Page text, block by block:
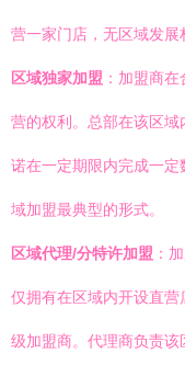
营一家门店，无区域发展
区域独家加盟 ：加盟商
营的权利。总部在该区
诺在一定期限内完成一
域加盟最典型的形式。
区域代理/分特许加盟 ：
仅拥有在区域内开设直
级加盟商。代理商负责该